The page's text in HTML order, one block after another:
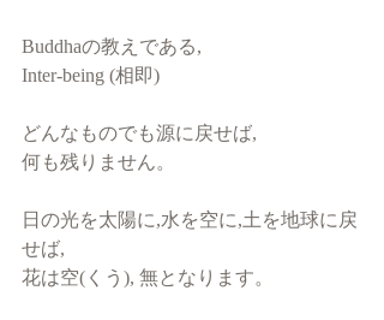
Buddhaの教えである,
Inter-being (相即)
どんなものでも源に戻せば,
何も残りません。
日の光を太陽に,水を空に,土を地球に戻
せば,
花は空(くう), 無となります。